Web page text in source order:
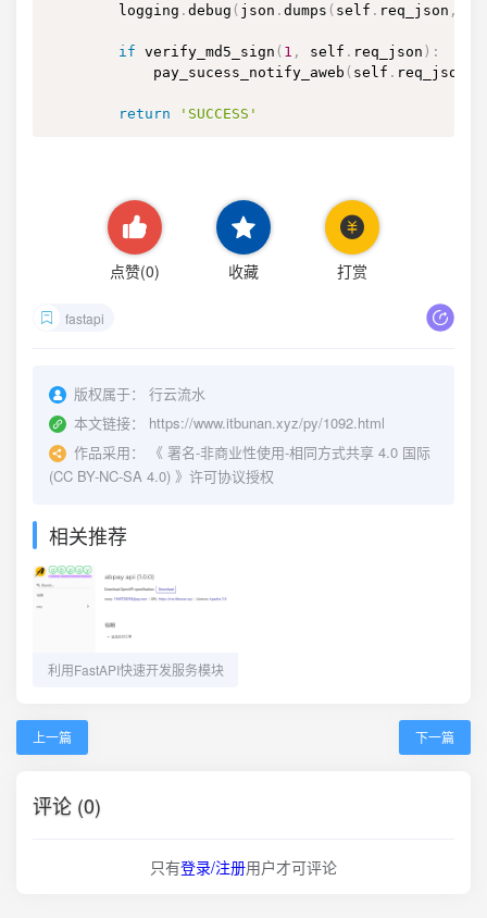
        logging
. debug ( json . dumps ( self . req_json ,
if verify_md5_sign ( 1 , self . req_json ) :
            pay_sucess_notify_aweb
( self . req_json
return 'SUCCESS'
点赞(0) 收藏 打赏
fastapi
版权属于：
行云流水
本文链接：
https://www.itbunan.xyz/py/1092.html
作品采用：
《 署名-非商业性使用-相同方式共享 4.0 国际
(CC BY-NC-SA 4.0) 》许可协议授权
相关推荐
利用FastAPI快速开发服务模块
上一篇 下一篇
评论 (0)
只有登录/注册用户才可评论